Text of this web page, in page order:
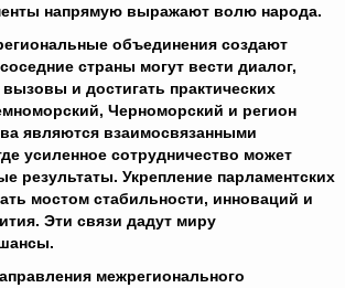
напрямую выражают волю народа.
объединения создают
страны могут вести диалог,
и достигать практических
Черноморский и регион
являются взаимосвязанными
усиленное сотрудничество может
результаты. Укрепление парламентских
мостом стабильности, инноваций и
Эти связи дадут миру
межрегионального